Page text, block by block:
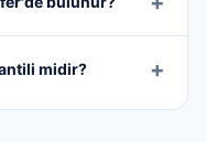
midir?